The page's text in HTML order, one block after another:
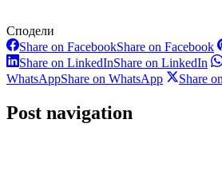
Сподели
Share on FacebookShare on Facebook
Share on LinkedInShare on LinkedIn
WhatsAppShare on WhatsApp Share
Post navigation